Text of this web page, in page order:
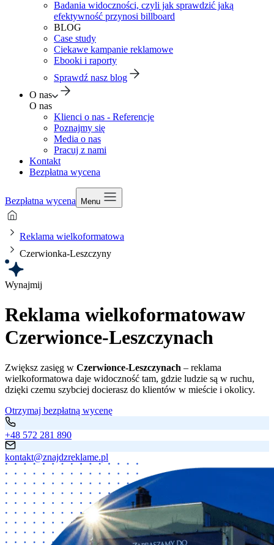
Badania widoczności, czyli jak sprawdzić jaką
efektywność przynosi billboard
BLOG
Case study
Ciekawe kampanie reklamowe
Ebooki i raporty
Sprawdź nasz blog
O nas
O nas
Klienci o nas - Referencje
Poznajmy się
Media o nas
Pracuj z nami
Kontakt
Bezpłatna wycena
Bezpłatna wycena Menu
Reklama wielkoformatowa
Czerwionka-Leszczyny
Wynajmij
Reklama wielkoformatowaw
Czerwionce-Leszczynach
Zwiększ zasięg w Czerwionce-Leszczynach – reklama
wielkoformatowa daje widoczność tam, gdzie ludzie są w ruchu,
dzięki czemu szybciej docierasz do klientów w mieście i okolicy.
Otrzymaj bezpłatną wycenę
+48 572 281 890
kontakt@znajdzreklame.pl